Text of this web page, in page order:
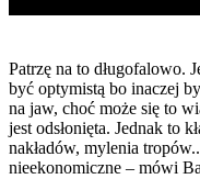
Patrzę na to długofalowo.
być optymistą bo inaczej
na jaw, choć może się to
jest odsłonięta. Jednak to
nakładów, mylenia
nieekonomiczne – mówi